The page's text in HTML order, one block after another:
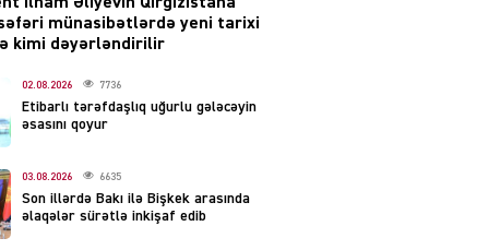
Prezident 2 fərman
imzaladı
07.08.2026
“Tramp yolu”na HƏMLƏ –
REAKSİYA
münasibətlərdə yeni tarixi
kimi dəyərləndirilir
02.08.2026 7736
Etibarlı tərəfdaşlıq uğurlu gələcəyin
əsasını qoyur
03.08.2026 6635
Son illərdə Bakı ilə Bişkek arasında
əlaqələr sürətlə inkişaf edib